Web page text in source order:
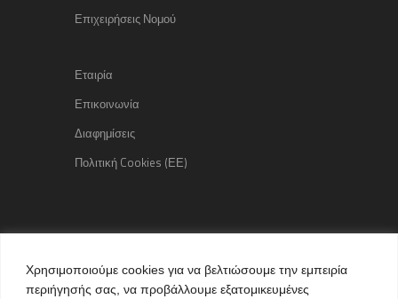
Χρησιμοποιούμε cookies για να βελτιώσουμε την εμπειρία
περιήγησής σας, να προβάλλουμε εξατομικευμένες
Επιχειρήσεις Νομού
Εταιρία
Επικοινωνία
Διαφημίσεις
Πολιτική Cookies (ΕΕ)
Copyright © 2015 kozaniLife.gr
All Rights reserved